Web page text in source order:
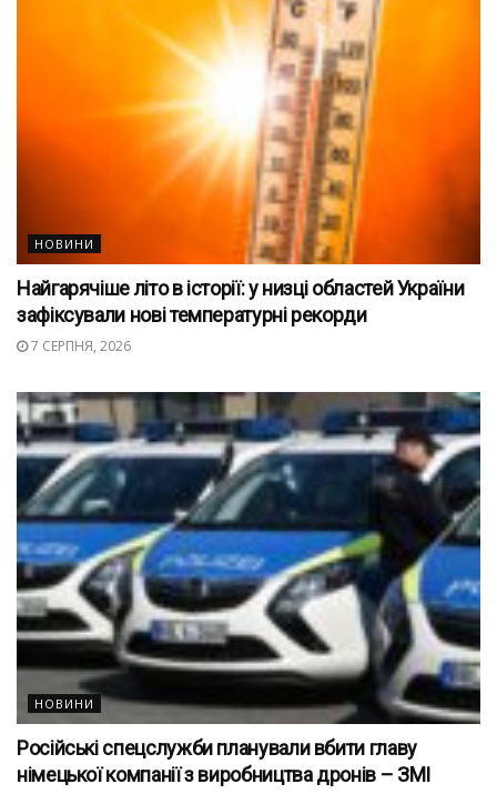
НОВИНИ
Найгарячіше літо в історії: у низці областей України
зафіксували нові температурні рекорди
7 СЕРПНЯ, 2026
НОВИНИ
Російські спецслужби планували вбити главу
німецької компанії з виробництва дронів – ЗМІ